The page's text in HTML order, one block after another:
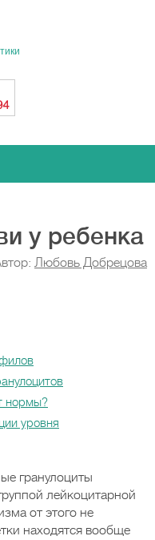
у ребенка
Любовь Добрецова
нормы?
уровня
гранулоциты
лейкоцитарной
от этого не
находятся вообще